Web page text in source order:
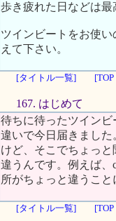
歩き疲れた日などは最
ツインビートをお使
えて下さい。
[タイトル一覧] [TOP
167. はじめて
待ちに待ったツイン
違いで今日届きまし
けど、そこでちょっ
違うんです。例えば
所がちょっと違うこ
[タイトル一覧] [TOP